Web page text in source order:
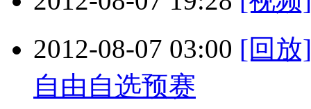
2012-08-07 03:00 [回放
自由自选预赛